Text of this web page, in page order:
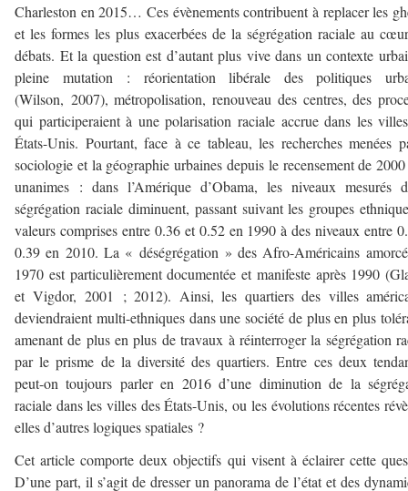
Charleston en 2015… Ces évènements contribuent à replacer les
et les formes les plus exacerbées de la ségrégation raciale au
débats. Et la question est d’autant plus vive dans un contexte
pleine mutation : réorientation libérale des politiques
(Wilson, 2007), métropolisation, renouveau des centres, des
qui participeraient à une polarisation raciale accrue dans les
États-Unis. Pourtant, face à ce tableau, les recherches menées
sociologie et la géographie urbaines depuis le recensement de
unanimes : dans l’Amérique d’Obama, les niveaux mesurés
ségrégation raciale diminuent, passant suivant les groupes
valeurs comprises entre 0.36 et 0.52 en 1990 à des niveaux entre
0.39 en 2010. La « déségrégation » des Afro-Américains
1970 est particulièrement documentée et manifeste après 1990
et Vigdor, 2001 ; 2012). Ainsi, les quartiers des villes
deviendraient multi-ethniques dans une société de plus en plus
amenant de plus en plus de travaux à réinterroger la ségrégation
par le prisme de la diversité des quartiers. Entre ces deux
peut-on toujours parler en 2016 d’une diminution de la
raciale dans les villes des États-Unis, ou les évolutions récentes
elles d’autres logiques spatiales ?
Cet article comporte deux objectifs qui visent à éclairer cette
D’une part, il s’agit de dresser un panorama de l’état et des